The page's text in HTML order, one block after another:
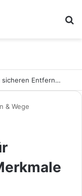
Holz Pendelleuchten: Eleganz und Nachhaltigkeit für Ihr Zuhause
& Wege